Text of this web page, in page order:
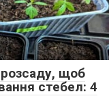
щоб
стебел: 4